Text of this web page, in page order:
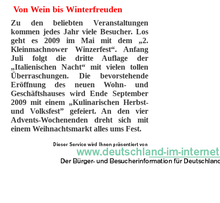
Von Wein bis Winterfreuden
Zu den beliebten Veranstaltungen
kommen jedes Jahr viele Besucher. Los
geht es 2009 im Mai mit dem „2.
Kleinmachnower Winzerfest“. Anfang
Juli folgt die dritte Auflage der
„Italienischen Nacht“ mit vielen tollen
Überraschungen. Die bevorstehende
Eröffnung des neuen Wohn- und
Geschäftshauses wird Ende September
2009 mit einem „Kulinarischen Herbst-
und Volksfest” gefeiert. An den vier
Advents-Wochenenden dreht sich mit
einem Weihnachtsmarkt alles ums Fest.